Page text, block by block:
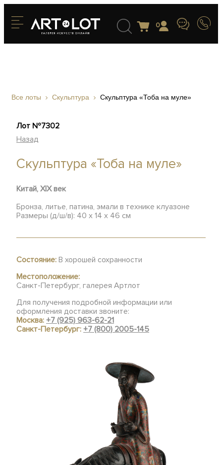
0
Все лоты Скульптура Скульптура «Тоба на муле»
Лот №7302
Назад
Скульптура «Тоба на муле»
Китай, XIX век
Бронза, литье, патина, эмали в технике клуазоне
Размеры (д/ш/в): 40 х 14 х 46 см
Состояние: В хорошей сохранности
Местоположение:
Санкт-Петербург, галерея Артлот
Для получения подробной информации или
оформления доставки звоните:
Москва:+7 (925) 963-62-21
Санкт-Петербург:+7 (800) 2005-145